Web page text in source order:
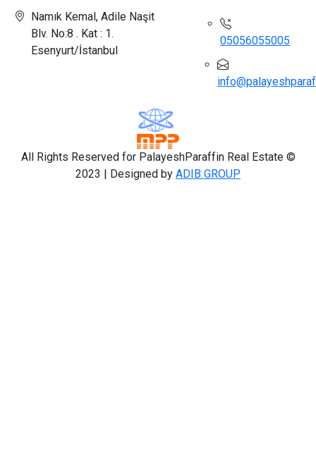
Namık Kemal, Adile Naşit
Blv. No:8 . Kat : 1.
Esenyurt/İstanbul
05056055005
All Rights Reserved for PalayeshParaffin Real Estate ©
2023 | Designed by ADIB GROUP